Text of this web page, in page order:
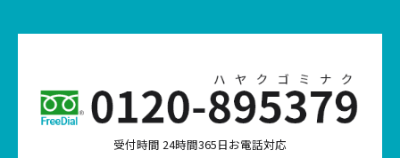
受付時間 24時間365日お電話対応